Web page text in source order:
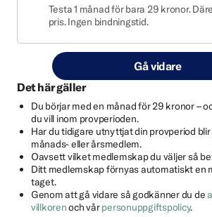
Testa 1 månad för bara 29 kronor.
pris. Ingen bindningstid.
Gå vidare
Det här gäller
Du börjar med en månad för 29 kronor –
du vill inom provperioden.
Har du tidigare utnyttjat din provperiod
månads- eller årsmedlem.
Oavsett vilket medlemskap du väljer så
Ditt medlemskap förnyas automatiskt en
taget.
Genom att gå vidare så godkänner du de
villkorenoch vårpersonuppgiftspolicy.